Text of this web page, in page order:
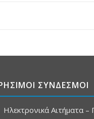
ΣΥΝΔΕΣΜΟΙ
Ηλεκτρονικά Αιτήματα –